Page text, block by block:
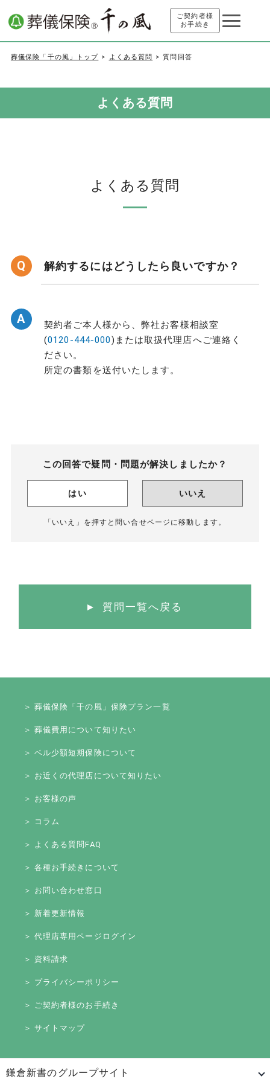
ご契約者様
お手続き
葬儀保険「千の風」トップ よくある質問 質問回答
よくある質問
よくある質問
Q 解約するにはどうしたら良いですか？
A
契約者ご本人様から、弊社お客様相談室
(0120-444-000)または取扱代理店へご連絡く
ださい。
所定の書類を送付いたします。
この回答で疑問・問題が解決しましたか？
はい いいえ
「いいえ」を押すと問い合せページに移動します。
質問一覧へ戻る
＞ 葬儀保険「千の風」保険プラン一覧
＞ 葬儀費用について知りたい
＞ ベル少額短期保険について
＞ お近くの代理店について知りたい
＞ お客様の声
＞ コラム
＞ よくある質問FAQ
＞ 各種お手続きについて
＞ お問い合わせ窓口
＞ 新着更新情報
＞ 代理店専用ページログイン
＞ 資料請求
＞ プライバシーポリシー
＞ ご契約者様のお手続き
＞ サイトマップ
鎌倉新書のグループサイト